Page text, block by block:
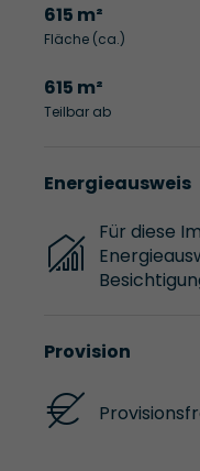
615 m²
Fläche (ca.)
615 m²
Teilbar ab
Energieausweis
Für diese
Provision